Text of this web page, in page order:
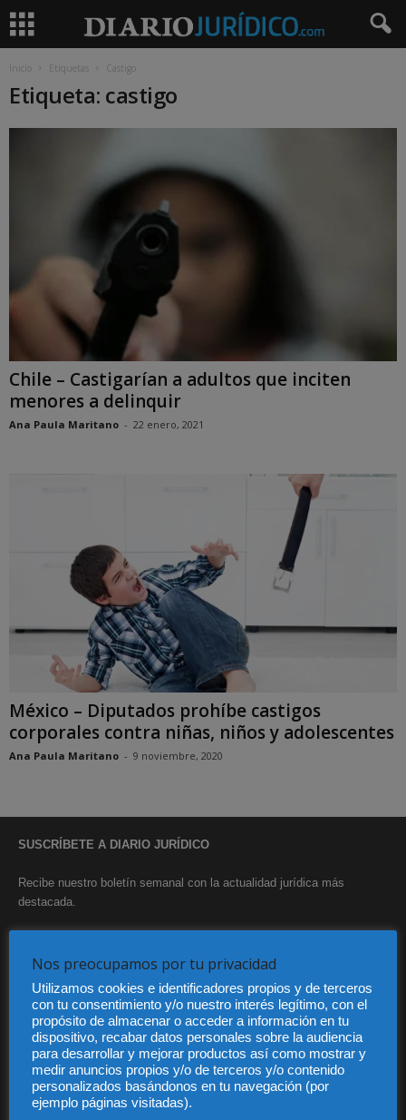
Inicio Etiquetas Castigo
Etiqueta: castigo
Chile – Castigarían a adultos que inciten
menores a delinquir
Ana Paula Maritano - 22 enero, 2021
México – Diputados prohíbe castigos
corporales contra niñas, niños y adolescentes
Ana Paula Maritano - 9 noviembre, 2020
SUSCRÍBETE A DIARIO JURÍDICO
Recibe nuestro boletín semanal con la actualidad jurídica más
destacada.
He leído y acepto la Política de privacidad
Nos preocupamos por tu privacidad
Utilizamos cookies e identificadores propios y de terceros
con tu consentimiento y/o nuestro interés legítimo, con el
propósito de almacenar o acceder a información en tu
dispositivo, recabar datos personales sobre la audiencia
para desarrollar y mejorar productos así como mostrar y
medir anuncios propios y/o de terceros y/o contenido
personalizados basándonos en tu navegación (por
ejemplo páginas visitadas).